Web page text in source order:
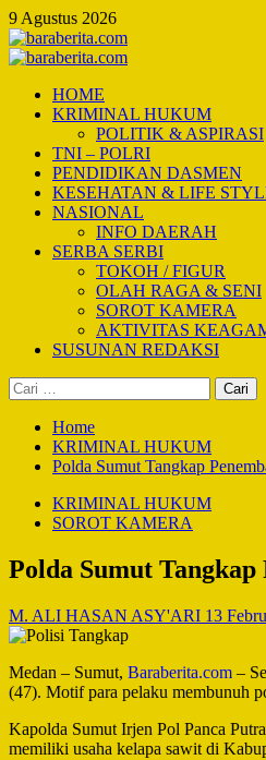
Skip
to
content
9 Agustus 2026
Primary
HOME
KRIMINAL HUKUM
POLITIK & ASPIRASI
TNI – POLRI
PENDIDIKAN DASMEN
KESEHATAN & LIFE
NASIONAL
INFO DAERAH
SERBA SERBI
TOKOH / FIGUR
OLAH RAGA & SENI
SOROT KAMERA
AKTIVITAS
SUSUNAN REDAKSI
Cari
untuk:
Home
KRIMINAL HUKUM
Polda Sumut Tangkap
KRIMINAL HUKUM
SOROT KAMERA
Polda Sumut
M. ALI HASAN ASY'ARI 13
Medan – Sumut, Baraberita.com –
(47). Motif para pelaku membunuh
Kapolda Sumut Irjen Pol Panca
memiliki usaha kelapa sawit di